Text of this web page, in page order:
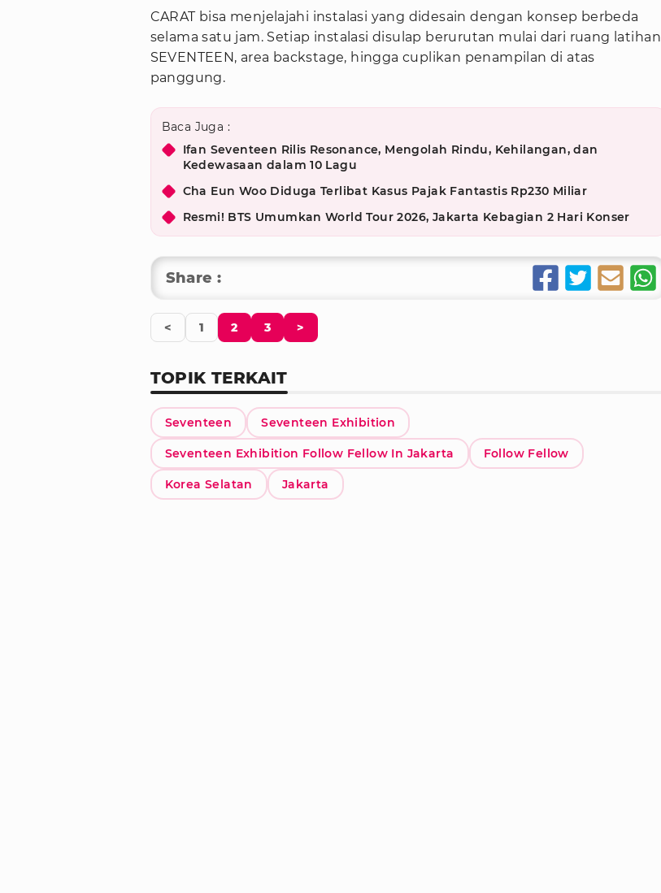
CARAT bisa menjelajahi instalasi yang didesain dengan konsep berbeda
selama satu jam. Setiap instalasi disulap berurutan mulai dari ruang latihan
SEVENTEEN, area backstage, hingga cuplikan penampilan di atas
panggung.
Baca Juga :
Ifan Seventeen Rilis Resonance, Mengolah Rindu, Kehilangan, dan
Kedewasaan dalam 10 Lagu
Cha Eun Woo Diduga Terlibat Kasus Pajak Fantastis Rp230 Miliar
Resmi! BTS Umumkan World Tour 2026, Jakarta Kebagian 2 Hari Konser
Share :
< 1 2 3 >
TOPIK TERKAIT
Seventeen Seventeen Exhibition
Seventeen Exhibition Follow Fellow In Jakarta Follow Fellow
Korea Selatan Jakarta